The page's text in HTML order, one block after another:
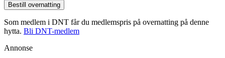
Bestill overnatting
Som medlem i DNT får du medlemspris på overnatting på denne
hytta. Bli DNT-medlem
Annonse